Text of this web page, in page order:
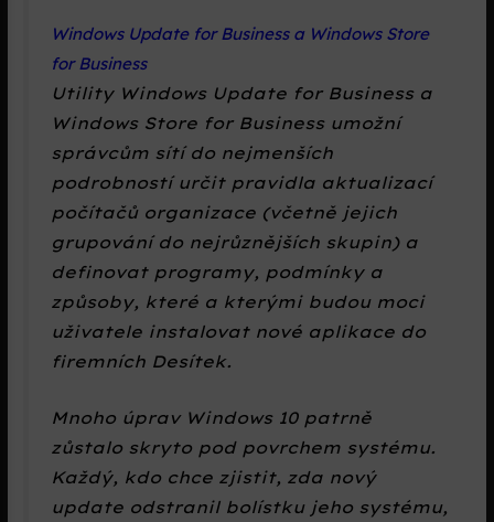
Windows Update for Business a Windows Store
for Business
Utility Windows Update for Business a
Windows Store for Business umožní
správcům sítí do nejmenších
podrobností určit pravidla aktualizací
počítačů organizace (včetně jejich
grupování do nejrůznějších skupin) a
definovat programy, podmínky a
způsoby, které a kterými budou moci
uživatele instalovat nové aplikace do
firemních Desítek.
Mnoho úprav Windows 10 patrně
zůstalo skryto pod povrchem systému.
Každý, kdo chce zjistit, zda nový
update odstranil bolístku jeho systému,